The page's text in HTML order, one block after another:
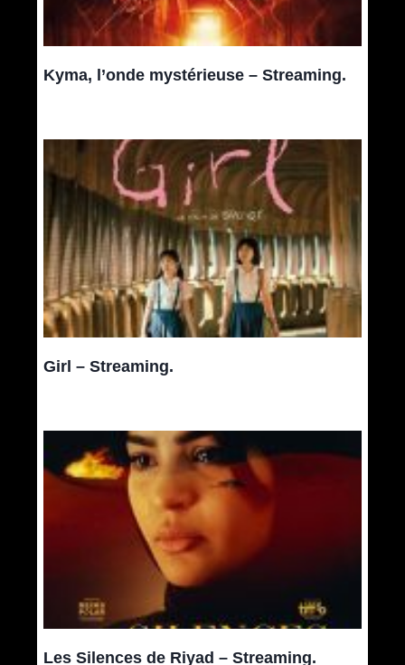
Kyma, l’onde mystérieuse – Streaming.
Girl – Streaming.
Les Silences de Riyad – Streaming.